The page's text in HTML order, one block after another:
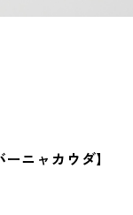
ニャカウダ】